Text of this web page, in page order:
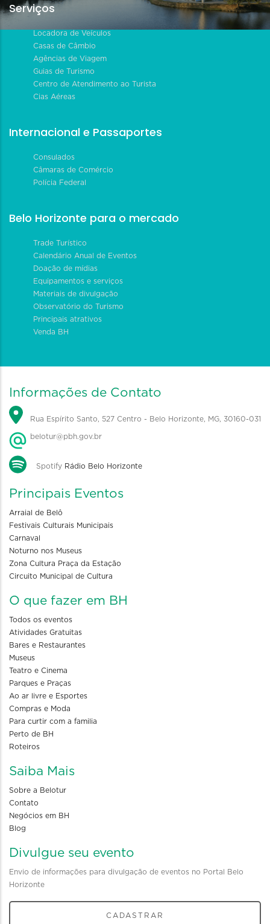
Serviços
Locadora de Veículos
Casas de Câmbio
Agências de Viagem
Guias de Turismo
Centro de Atendimento ao Turista
Cias Aéreas
Internacional e Passaportes
Consulados
Câmaras de Comércio
Polícia Federal
Belo Horizonte para o mercado
Trade Turístico
Calendário Anual de Eventos
Doação de mídias
Equipamentos e serviços
Materiais de divulgação
Observatório do Turismo
Principais atrativos
Venda BH
Informações de Contato
Rua Espírito Santo, 527 Centro - Belo Horizonte, MG, 30160-031
belotur@pbh.gov.br
Spotify Rádio Belo Horizonte
Principais Eventos
Arraial de Belô
Festivais Culturais Municipais
Carnaval
Noturno nos Museus
Zona Cultura Praça da Estação
Circuito Municipal de Cultura
O que fazer em BH
Todos os eventos
Atividades Gratuitas
Bares e Restaurantes
Museus
Teatro e Cinema
Parques e Praças
Ao ar livre e Esportes
Compras e Moda
Para curtir com a familia
Perto de BH
Roteiros
Saiba Mais
Sobre a Belotur
Contato
Negócios em BH
Blog
Divulgue seu evento
Envio de informações para divulgação de eventos no Portal Belo
Horizonte
CADASTRAR